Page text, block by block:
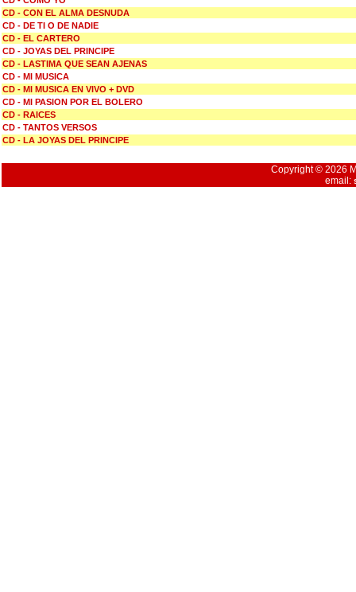
CD - CON EL ALMA DESNUDA
CD - DE TI O DE NADIE
CD - EL CARTERO
CD - JOYAS DEL PRINCIPE
CD - LASTIMA QUE SEAN AJENAS
CD - MI MUSICA
CD - MI MUSICA EN VIVO + DVD
CD - MI PASION POR EL BOLERO
CD - RAICES
CD - TANTOS VERSOS
CD - LA JOYAS DEL PRINCIPE
Copyright © 2026
email: